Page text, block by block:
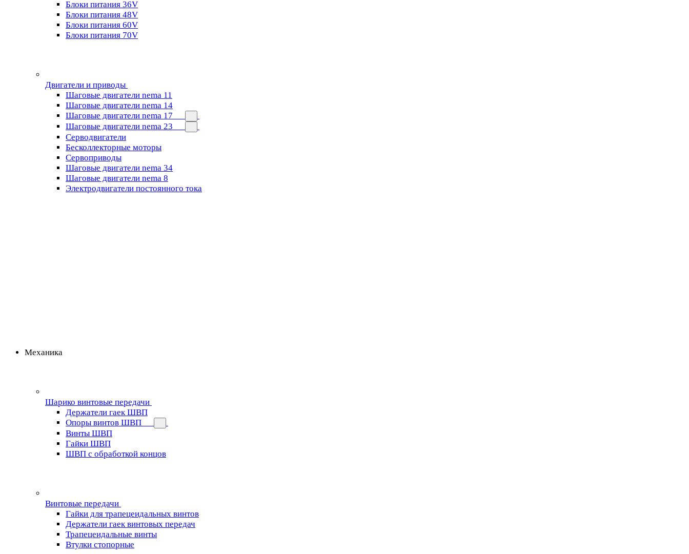
Блоки питания 36V
Блоки питания 48V
Блоки питания 60V
Блоки питания 70V
Двигатели и приводы
Шаговые двигатели nema 11
Шаговые двигатели nema 14
Шаговые двигатели nema 17
Шаговые двигатели nema 23
Cерводвигатели
Бесколлекторные моторы
Сервоприводы
Шаговые двигатели nema 34
Шаговые двигатели nema 8
Электродвигатели постоянного тока
Механика
Шарико винтовые передачи
Держатели гаек ШВП
Опоры винтов ШВП
Винты ШВП
Гайки ШВП
ШВП с обработкой концов
Винтовые передачи
Гайки для трапецеидальных винтов
Держатели гаек винтовых передач
Трапецеидальные винты
Втулки стопорные